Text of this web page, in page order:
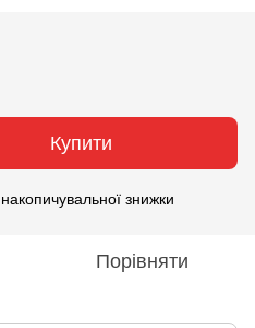
Купити
знижки
Порівняти